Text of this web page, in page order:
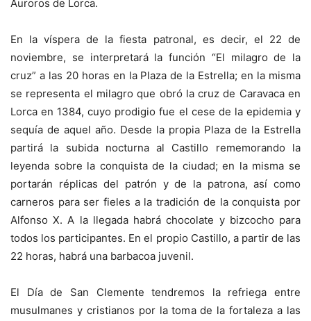
Auroros de Lorca.
En la víspera de la fiesta patronal, es decir, el 22 de
noviembre, se interpretará la función “El milagro de la
cruz” a las 20 horas en la Plaza de la Estrella; en la misma
se representa el milagro que obró la cruz de Caravaca en
Lorca en 1384, cuyo prodigio fue el cese de la epidemia y
sequía de aquel año. Desde la propia Plaza de la Estrella
partirá la subida nocturna al Castillo rememorando la
leyenda sobre la conquista de la ciudad; en la misma se
portarán réplicas del patrón y de la patrona, así como
carneros para ser fieles a la tradición de la conquista por
Alfonso X. A la llegada habrá chocolate y bizcocho para
todos los participantes. En el propio Castillo, a partir de las
22 horas, habrá una barbacoa juvenil.
El Día de San Clemente tendremos la refriega entre
musulmanes y cristianos por la toma de la fortaleza a las